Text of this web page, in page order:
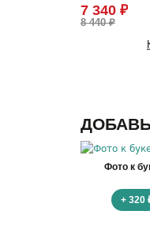
7 340 ₽
8 440 ₽
Фото к
+ 320